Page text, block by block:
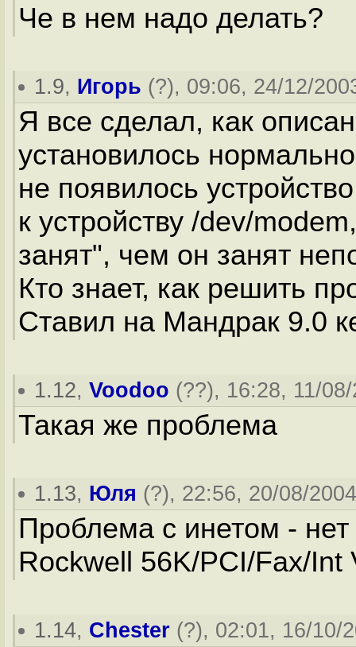
Че в нем надо делать?
1.9, Игорь (?), 09:06, 24/12/
Я все сделал, как
установилось
не появилось
к устройству /dev/
занят", чем он занят
Кто знает, как решить
Ставил на Мандрак 9.0
1.12,Voodoo (??), 16:28, 11/
Такая же проблема
1.13, Юля (?), 22:56, 20/08/
Проблема с инетом -
Rockwell 56K/PCI/Fax/Int
1.14, Chester (?), 02:01, 16/10/